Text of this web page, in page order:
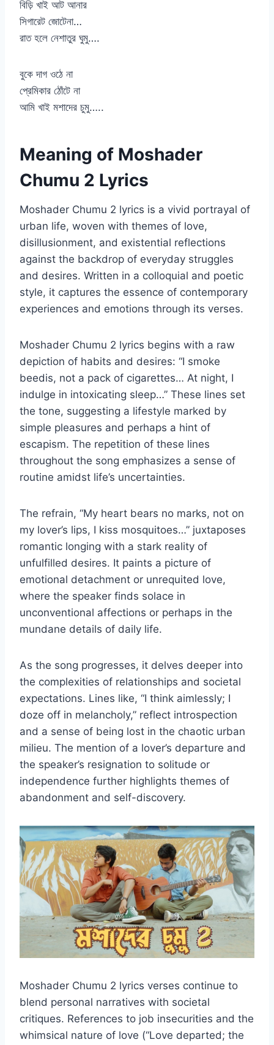
বিড়ি খাই আট আনার
সিগারেট জোটেনা…
রাত হলে নেশাতুর ঘুমু….
বুকে দাগ ওঠে না
প্রেমিকার ঠোঁটে না
আমি খাই মশাদের চুমু…..
Meaning of Moshader
Chumu 2 Lyrics
Moshader Chumu 2 lyrics is a vivid portrayal of
urban life, woven with themes of love,
disillusionment, and existential reflections
against the backdrop of everyday struggles
and desires. Written in a colloquial and poetic
style, it captures the essence of contemporary
experiences and emotions through its verses.
Moshader Chumu 2 lyrics begins with a raw
depiction of habits and desires: “I smoke
beedis, not a pack of cigarettes… At night, I
indulge in intoxicating sleep…” These lines set
the tone, suggesting a lifestyle marked by
simple pleasures and perhaps a hint of
escapism. The repetition of these lines
throughout the song emphasizes a sense of
routine amidst life’s uncertainties.
The refrain, “My heart bears no marks, not on
my lover’s lips, I kiss mosquitoes…” juxtaposes
romantic longing with a stark reality of
unfulfilled desires. It paints a picture of
emotional detachment or unrequited love,
where the speaker finds solace in
unconventional affections or perhaps in the
mundane details of daily life.
As the song progresses, it delves deeper into
the complexities of relationships and societal
expectations. Lines like, “I think aimlessly; I
doze off in melancholy,” reflect introspection
and a sense of being lost in the chaotic urban
milieu. The mention of a lover’s departure and
the speaker’s resignation to solitude or
independence further highlights themes of
abandonment and self-discovery.
Moshader Chumu 2 lyrics verses continue to
blend personal narratives with societal
critiques. References to job insecurities and the
whimsical nature of love (“Love departed; the